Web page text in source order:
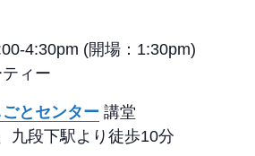
4:30pm (開場：1:30pm)
ィー
とセンター 講堂
九段下駅より徒歩10分